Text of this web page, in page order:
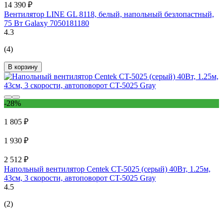
14 390 ₽
Вентилятор LINE GL 8118, белый, напольный безлопастный,
75 Вт Galaxy 7050181180
4.3
(4)
В корзину
-28%
1 805 ₽
1 930 ₽
2 512 ₽
Напольный вентилятор Centek CT-5025 (серый) 40Вт, 1.25м,
43см, 3 скорости, автоповорот CT-5025 Gray
4.5
(2)